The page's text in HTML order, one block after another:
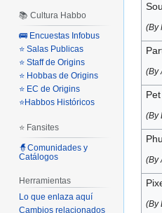
(By
(By
(By
(By
(By
📚 Cultura Habbo
🚌 Encuestas Infobus
⭐ Salas Publicas
⭐ Staff de Origins
⭐ Hobbas de Origins
⭐ EC de Origins
⭐Habbos Históricos
⭐ Fansites
🧙Comunidades y
Catálogos
Herramientas
Lo que enlaza aquí
Cambios relacionados